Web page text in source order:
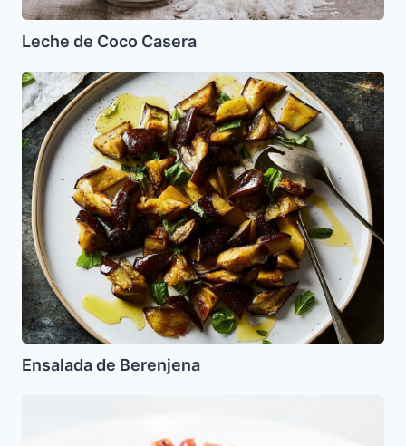
Leche de Coco Casera
Ensalada
de
Berenjena
Ensalada de Berenjena